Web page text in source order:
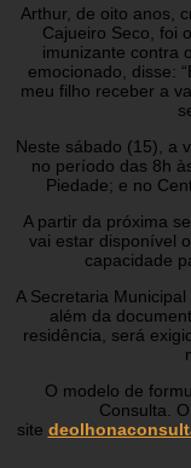
Arthur, de oito anos,
Cajueiro Seco, foi
imunizante contra
emocionado, disse:
meu filho receber a
Neste sábado (15), a
no período das 8h
Piedade; e no
A partir da próxima
vai estar disponível
capacidade
A Secretaria
além da
residência, será
O modelo de
Consulta.
site